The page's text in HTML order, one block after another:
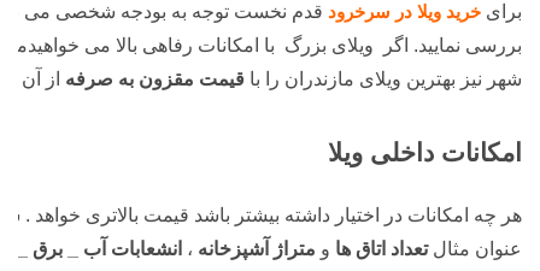
برای خرید ویلا در سرخرود قدم نخست توجه به بودجه شخصی می
بررسی نمایید. اگر ویلای بزرگ با امکانات رفاهی بالا می
شهر نیز بهترین ویلای مازندران را با قیمت مقزون به صرفه از آن
امکانات داخلی ویلا
هر چه امکانات در اختیار داشته بیشتر باشد قیمت بالاتری خواهد .
عنوان مثال تعداد اتاق ها و متراژ آشپزخانه ، انشعابات آب _ برق _